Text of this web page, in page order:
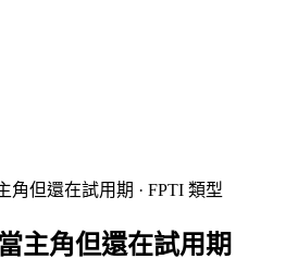
角但還在試用期 · FPTI 類型
主角但還在試用期